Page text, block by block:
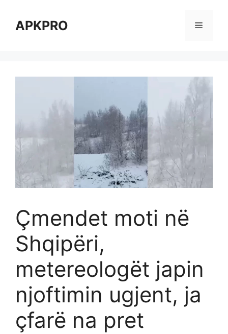
contentAPKPRO Menu
Çmendet moti në
Shqipëri,
metereologët japin
njoftimin ugjent, ja
çfarë na pret